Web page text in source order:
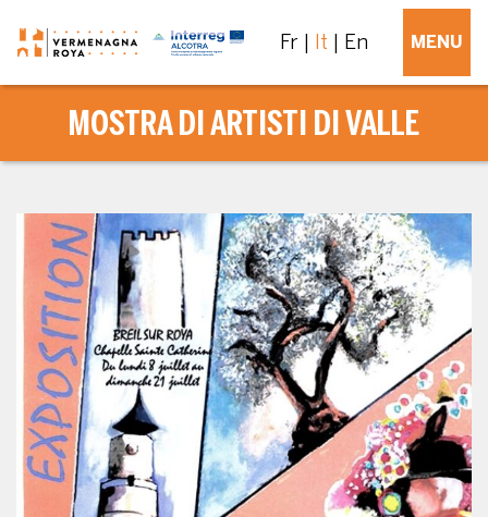
Fr It En MENU
MOSTRA DI ARTISTI DI VALLE